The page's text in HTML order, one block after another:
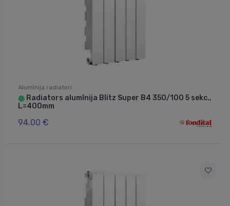
Alumīnija radiatori
⬤ Radiators alumīnija Blitz Super B4 350/100 5 sekc.,
L=400mm
94.00 €